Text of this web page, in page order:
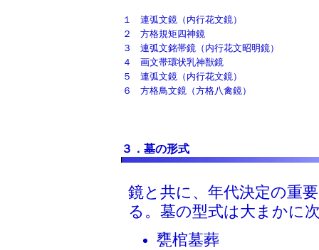
１
連弧文鏡（内行花文鏡）
２
方格規矩四神鏡
３
連弧文銘帯鏡（内行花文昭明鏡）
４
画文帯環状乳神獣鏡
５
連弧文鏡（内行花文鏡）
６
方格鳥文鏡（方格八禽鏡）
３．墓の形式
鏡と共に、年代決定の重
る。墓の型式は大まかに
甕棺墓葬